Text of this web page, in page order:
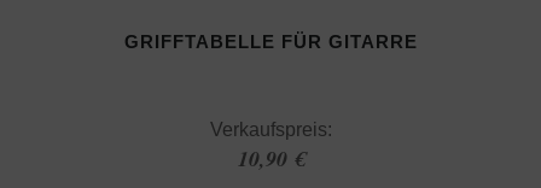
GRIFFTABELLE FÜR GITARRE
Verkaufspreis:
10,90 €